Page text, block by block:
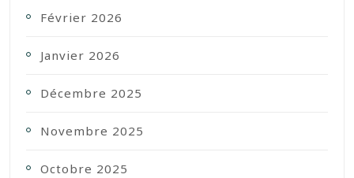
Février 2026
Janvier 2026
Décembre 2025
Novembre 2025
Octobre 2025